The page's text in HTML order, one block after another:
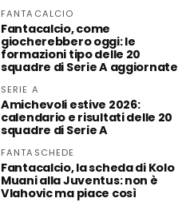
FANTACALCIO
Fantacalcio, come
giocherebbero oggi: le
formazioni tipo delle 20
squadre di Serie A aggiornate
SERIE A
Amichevoli estive 2026:
calendario e risultati delle 20
squadre di Serie A
FANTASCHEDE
Fantacalcio, la scheda di Kolo
Muani alla Juventus: non è
Vlahovic ma piace così